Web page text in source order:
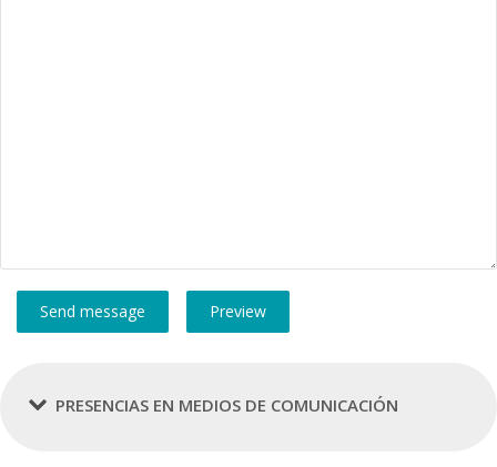
PRESENCIAS EN MEDIOS DE COMUNICACIÓN